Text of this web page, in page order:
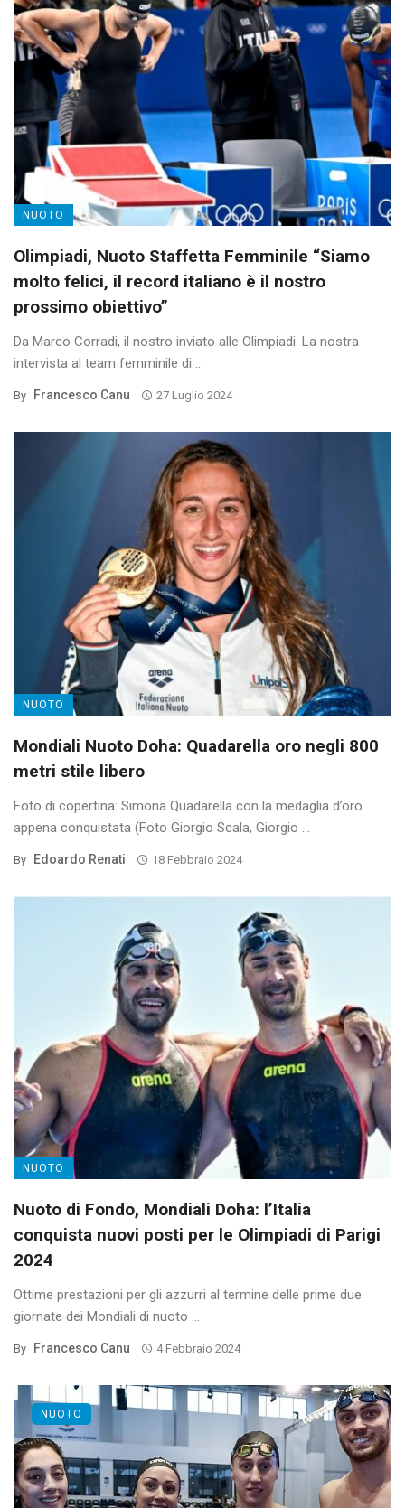
NUOTO
Olimpiadi, Nuoto Staffetta Femminile “Siamo
molto felici, il record italiano è il nostro
prossimo obiettivo”
Da Marco Corradi, il nostro inviato alle Olimpiadi. La nostra
intervista al team femminile di ...
By Francesco Canu 27 Luglio 2024
NUOTO
Mondiali Nuoto Doha: Quadarella oro negli 800
metri stile libero
Foto di copertina: Simona Quadarella con la medaglia d’oro
appena conquistata (Foto Giorgio Scala, Giorgio ...
By Edoardo Renati 18 Febbraio 2024
NUOTO
Nuoto di Fondo, Mondiali Doha: l’Italia
conquista nuovi posti per le Olimpiadi di Parigi
2024
Ottime prestazioni per gli azzurri al termine delle prime due
giornate dei Mondiali di nuoto ...
By Francesco Canu 4 Febbraio 2024
NUOTO